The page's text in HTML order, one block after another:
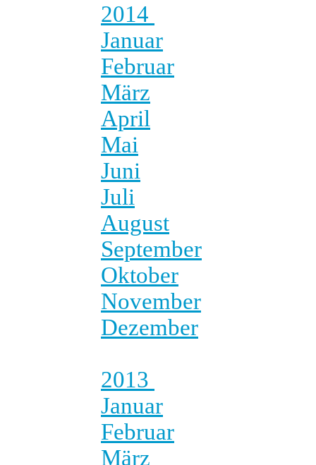
2014
Januar
Februar
März
April
Mai
Juni
Juli
August
September
Oktober
November
Dezember
2013
Januar
Februar
März